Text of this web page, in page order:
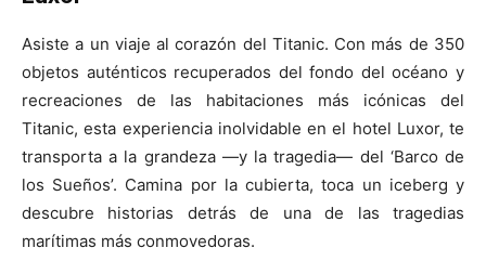
Asiste a un viaje al corazón del Titanic. Con más de 350
objetos auténticos recuperados del fondo del océano y
recreaciones de las habitaciones más icónicas del
Titanic, esta experiencia inolvidable en el hotel Luxor, te
transporta a la grandeza —y la tragedia— del ‘Barco de
los Sueños’. Camina por la cubierta, toca un iceberg y
descubre historias detrás de una de las tragedias
marítimas más conmovedoras.